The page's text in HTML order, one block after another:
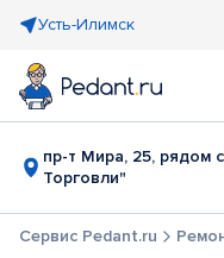
Усть-Илимск
пр-т Мира, 25, рядом
Торговли"
Сервис Pedant.ru